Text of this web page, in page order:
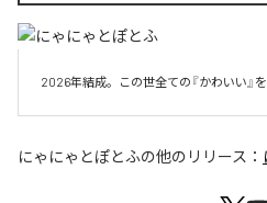
2026年結成。この世全ての『かわいい』
にゃにゃとぽとふの他のリリース：